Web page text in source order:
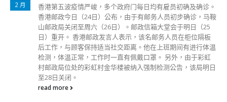
2 月
香港第五波疫情严峻，多个政府门每日均有雇员初确及确诊。
香港邮政今日（24日）公布，由于有邮务人员初步确诊，马鞍
山邮政局关闭至周六（26日）。邮政信箱大堂会于明日（25
日）重开。 香港邮政发言人表示，该名邮务人员在柜位隔板
后工作，与顾客保持适当社交距离。他在上班期间有进行体温
检测，体温正常，工作时一直有佩戴口罩。 另外，由于彩虹
村邮政局位处的彩虹村金华楼被纳入强制检测公告，该局明日
至28日关闭。
read more